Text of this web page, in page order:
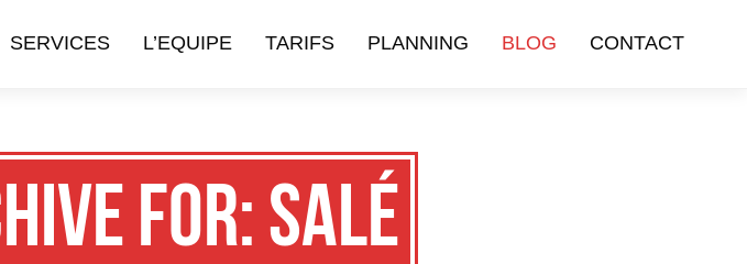
SERVICES L’EQUIPE TARIFS PLANNING BLOG CONTACT
for: Salé